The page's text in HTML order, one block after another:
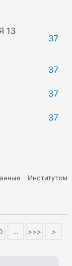
13
37
37
37
37
Институтом
… >>> >